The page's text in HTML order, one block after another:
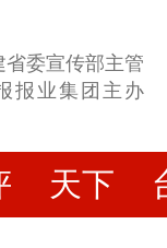
省委宣传部主管
报业集团主办
天下